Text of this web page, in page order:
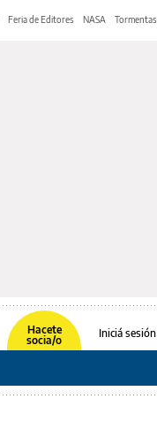
Feria de Editores NASA Tormentas
Hacete
socia/o
Iniciá sesión